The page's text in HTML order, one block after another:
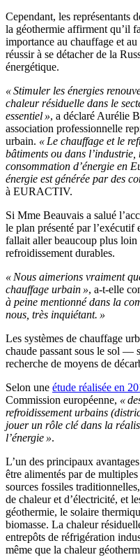
Cependant, les représentants
la géothermie affirment qu’il
importance au chauffage et
réussir à se détacher de la
énergétique.
« Stimuler les énergies
chaleur résiduelle dans le
essentiel », a déclaré Aurélie
association professionnelle
urbain. « Le chauffage et le
bâtiments ou dans
consommation d’énergie en
énergie est générée par des
à EURACTIV.
Si Mme Beauvais a salué
le plan présenté par l’exécutif
fallait aller beaucoup plus
refroidissement durables.
« Nous aimerions vraiment
chauffage urbain », a-t-elle
à peine mentionné dans la
nous, très inquiétant. »
Les systèmes de chauffage
chaude passant sous le sol —
recherche de moyens de
Selon une étude réalisée en
Commission européenne, «
refroidissement urbains
jouer un rôle clé dans la
l’énergie ».
L’un des principaux
être alimentés par de
sources fossiles
de chaleur et d’électricité, et
géothermie, le solaire
biomasse. La chaleur
entrepôts de réfrigération
même que la chaleur